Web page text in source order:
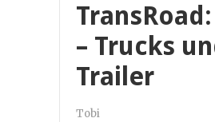
– Trucks
Trailer
Tobi